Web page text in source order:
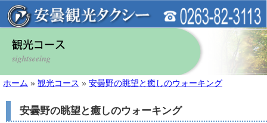
ホーム » 観光コース » 安曇野の眺望と癒しのウォーキング
安曇野の眺望と癒しのウォーキング